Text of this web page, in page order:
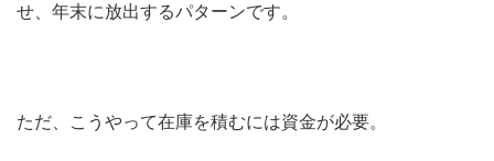
せ、年末に放出するパターンです。
ただ、こうやって在庫を積むには資金が必要。